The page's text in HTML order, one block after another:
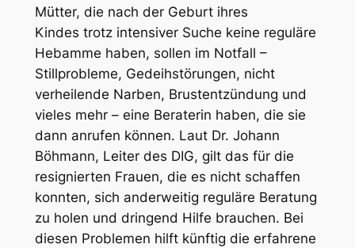
Mütter, die nach der Geburt ihres
Kindes trotz intensiver Suche keine reguläre
Hebamme haben, sollen im Notfall –
Stillprobleme, Gedeihstörungen, nicht
verheilende Narben, Brustentzündung und
vieles mehr – eine Beraterin haben, die sie
dann anrufen können. Laut Dr. Johann
Böhmann, Leiter des DIG, gilt das für die
resignierten Frauen, die es nicht schaffen
konnten, sich anderweitig reguläre Beratung
zu holen und dringend Hilfe brauchen. Bei
diesen Problemen hilft künftig die erfahrene